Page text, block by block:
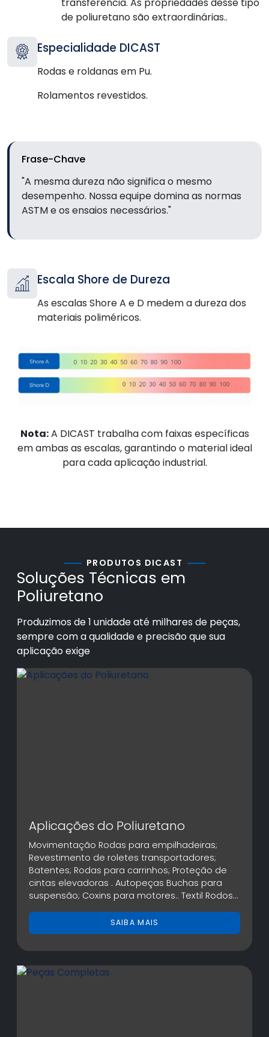
de poliuretano são extraordinárias..
Especialidade DICAST
Rodas e roldanas em Pu.
Rolamentos revestidos.
Frase-Chave
"A mesma dureza não significa o mesmo
desempenho. Nossa equipe domina as normas
ASTM e os ensaios necessários."
Escala Shore de Dureza
As escalas Shore A e D medem a dureza dos
materiais poliméricos.
Nota:A DICAST trabalha com faixas específicas
em ambas as escalas, garantindo o material ideal
para cada aplicação industrial.
PRODUTOS DICAST
Soluções Técnicas em
Poliuretano
Produzimos de 1 unidade até milhares de peças,
sempre com a qualidade e precisão que sua
aplicação exige
Aplicações do Poliuretano
Movimentação Rodas para empilhadeiras;
Revestimento de roletes transportadores;
Batentes; Rodas para carrinhos; Proteção de
cintas elevadoras . Autopeças Buchas para
suspensão; Coxins para motores.. Textil Rodos
Ciclones; Mangotes; Aspadores; Revestimento
de tubos; Gaxeta...
SAIBA MAIS